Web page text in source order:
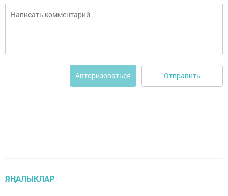
Авторизоваться Отправить
ЯҢАЛЫКЛАР